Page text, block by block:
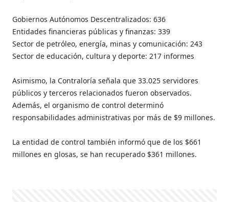
Gobiernos Autónomos Descentralizados: 636
Entidades financieras públicas y finanzas: 339
Sector de petróleo, energía, minas y comunicación: 243
Sector de educación, cultura y deporte: 217 informes
Asimismo, la Contraloría señala que 33.025 servidores
públicos y terceros relacionados fueron observados.
Además, el organismo de control determinó
responsabilidades administrativas por más de $9 millones.
La entidad de control también informó que de los $661
millones en glosas, se han recuperado $361 millones.